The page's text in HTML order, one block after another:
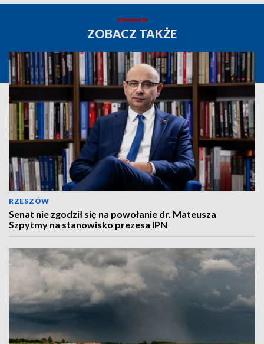
ZOBACZ TAKŻE
RZESZÓW
Senat nie zgodził się na powołanie dr. Mateusza
Szpytmy na stanowisko prezesa IPN